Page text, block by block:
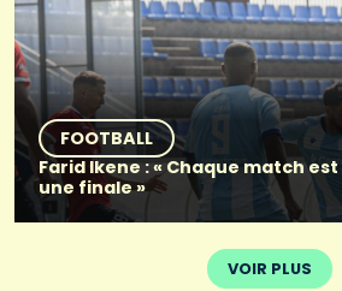
FOOTBALL
Farid Ikene : « Chaque match
une finale »
VOIR PLUS